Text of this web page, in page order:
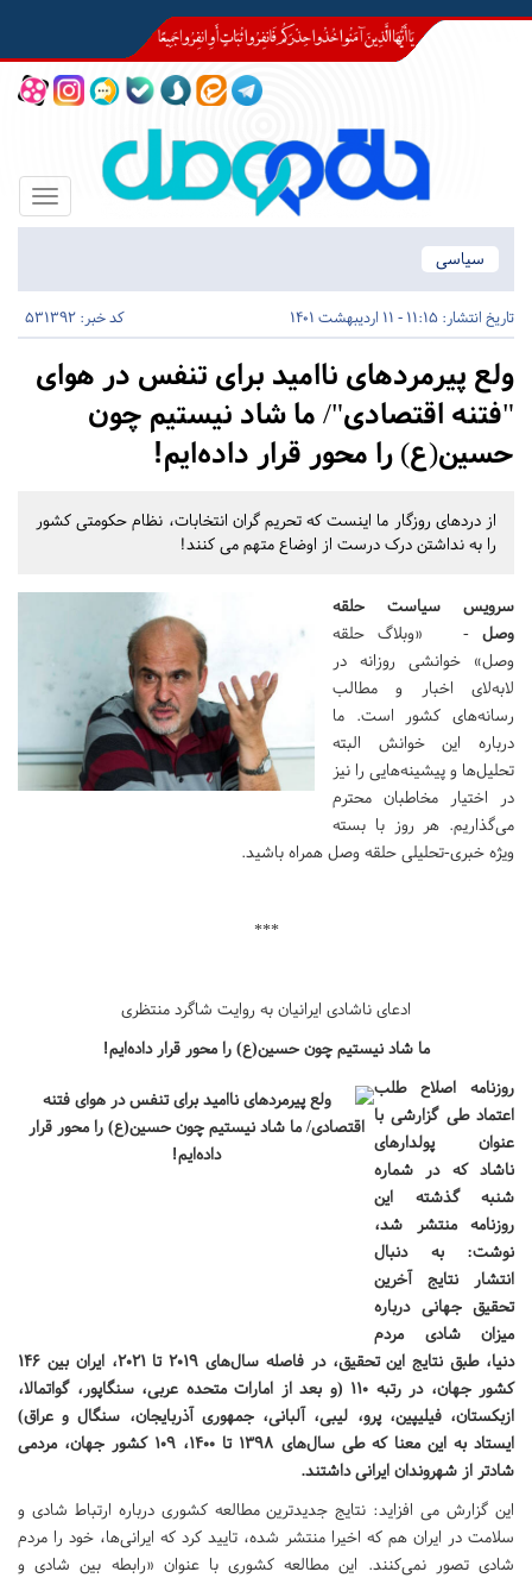
Toggle
سیاسی
تاریخ انتشار: 11:15 - 11 اردیبهشت 1401 کد خبر: 531392
ولع پیرمردهای ناامید برای تنفس در هوای
"فتنه اقتصادی"/ ما شاد نیستیم چون
حسین(ع) را محور قرار داده‌ایم!
از دردهای روزگار ما اینست که تحریم گران انتخابات، نظام حکومتی کشور
را به نداشتن درک درست از اوضاع متهم می کنند!
سرویس سیاست حلقه
وصل - «وبلاگ حلقه
وصل» خوانشی روزانه در
لابه‌لای اخبار و مطالب
رسانه‌های کشور است. ما
درباره این خوانش البته
تحلیل‌ها و پیشینه‌هایی را نیز
در اختیار مخاطبان محترم
می‌گذاریم. هر روز با بسته
ویژه خبری-تحلیلی حلقه وصل همراه باشید.
***
ادعای ناشادی ایرانیان به روایت شاگرد منتظری
ما شاد نیستیم چون حسین(ع) را محور قرار داده‌ایم!
روزنامه اصلاح طلب
اعتماد طی گزارشی با
عنوان پولدارهای
ناشاد که در شماره
شنبه گذشته این
روزنامه منتشر شد،
نوشت: به دنبال
انتشار نتایج آخرین
تحقیق جهانی درباره
میزان شادی مردم
دنیا، طبق نتایج این تحقیق، در فاصله سال‌های 2019 تا 2021، ایران بین 146
کشور جهان، در رتبه 110 (و بعد از امارات متحده عربی، سنگاپور، گواتمالا،
ازبکستان، فیلیپین، پرو، لیبی، آلبانی، جمهوری آذربایجان، سنگال و عراق)
ایستاد به این معنا که طی سال‌های 1398 تا 1400، 109 کشور جهان، مردمی
شادتر از شهروندان ایرانی داشتند.
این گزارش می افزاید: نتایج جدیدترین مطالعه کشوری درباره ارتباط شادی و
سلامت در ایران هم که اخیرا منتشر شده، تایید کرد که ایرانی‌ها، خود را مردم
شادی تصور نمی‌کنند. این مطالعه کشوری با عنوان «رابطه بین شادی و